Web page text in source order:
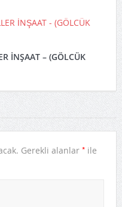
İNŞAAT – (GÖLCÜK
Gerekli alanlar *ile